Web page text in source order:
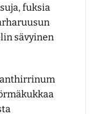
fuksia
sävyinen